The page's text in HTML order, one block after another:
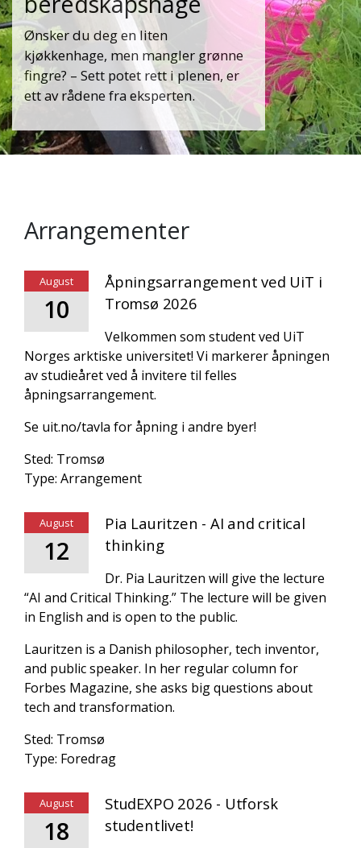
Ønsker du deg en liten
kjøkkenhage, men mangler grønne
fingre? – Sett potet rett i plenen, er
ett av rådene fra eksperten.
Arrangementer
August
10
Åpningsarrangement ved UiT i
Tromsø 2026
Velkommen som student ved UiT
Norges arktiske universitet! Vi markerer åpningen
av studieåret ved å invitere til felles
åpningsarrangement.
Se uit.no/tavla for åpning i andre byer!
Sted: Tromsø
Type: Arrangement
August
12
Pia Lauritzen - AI and critical
thinking
Dr. Pia Lauritzen will give the lecture
“AI and Critical Thinking.” The lecture will be given
in English and is open to the public.
Lauritzen is a Danish philosopher, tech inventor,
and public speaker. In her regular column for
Forbes Magazine, she asks big questions about
tech and transformation.
Sted: Tromsø
Type: Foredrag
August
18
StudEXPO 2026 - Utforsk
studentlivet!